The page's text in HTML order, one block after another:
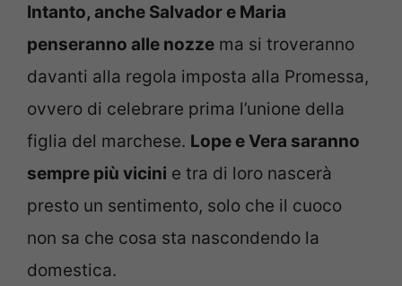
Intanto, anche Salvador e Maria
penseranno alle nozze ma si troveranno
davanti alla regola imposta alla Promessa,
ovvero di celebrare prima l’unione della
figlia del marchese. Lope e Vera saranno
sempre più vicini e tra di loro nascerà
presto un sentimento, solo che il cuoco
non sa che cosa sta nascondendo la
domestica.